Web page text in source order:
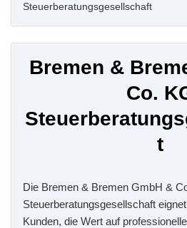
Steuerberatungsgesellschaft
Bremen &
Co.
t
Die Bremen & Bremen GmbH &
Steuerberatungsgesellschaft
Kunden, die Wert auf